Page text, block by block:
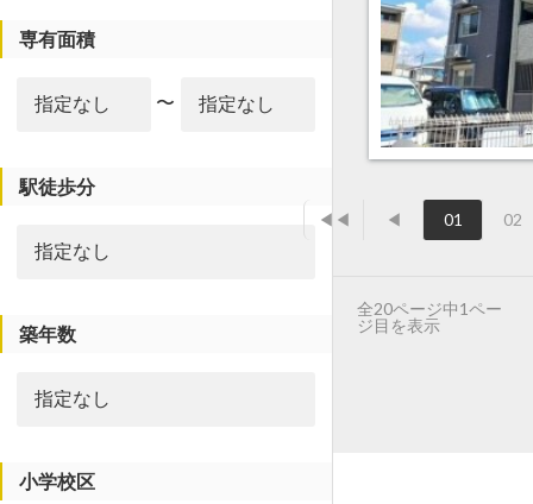
専有面積
〜
駅徒歩分
築年数
小学校区
◀◀ ◀ 01 02
全20ページ中1ペー
ジ目を表示